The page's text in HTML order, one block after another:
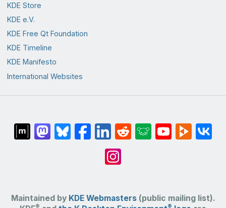
KDE Store
KDE e.V.
KDE Free Qt Foundation
KDE Timeline
KDE Manifesto
International Websites
Maintained by KDE Webmasters(public mailing list).